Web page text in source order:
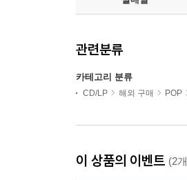
관련분류
카테고리 분류
CD/LP 해외 구매 POP
이 상품의 이벤트 (2